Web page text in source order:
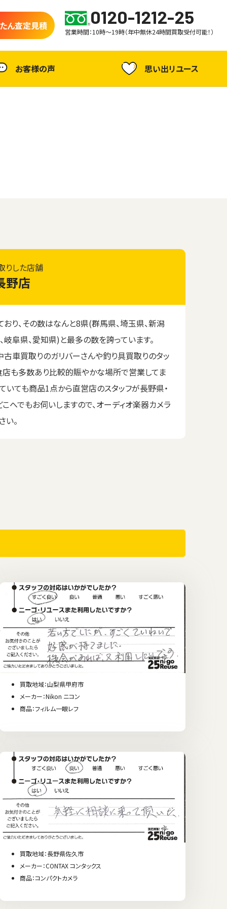
ん査定見積 0120-1212-25
営業時間：10時～19時（年中無休24時間買取受付可能！）
お客様の声 思い出リユース
りした店舗
野店
り、その数はなんと8県(群馬県、埼玉県、新潟
岐阜県、愛知県)と最多の数を誇っています。
車買取りのガリバーさんや釣り具買取りのタッ
店も多数あり比較的賑やかな場所で営業してま
いても商品1点から直営店のスタッフが長野県・
へでもお伺いしますので、オーディオ楽器カメラ
。
買取地域：山梨県甲府市
メーカー：Nikon ニコン
商品：フィルム一眼レフ
買取地域：長野県佐久市
メーカー：CONTAX コンタックス
商品：コンパクトカメラ